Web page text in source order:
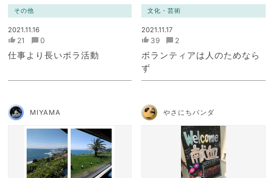
その他
2021.11.16
21 0
仕事より長いボラ活動
文化・芸術
2021.11.17
39 2
ボランティアは人のためなら
ず
MIYAMA やさにちパンダ